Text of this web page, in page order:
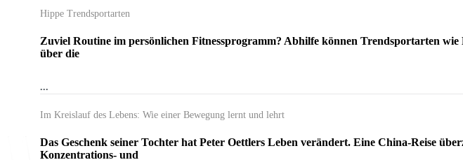
Hippe Trendsportarten
Zuviel Routine im persönlichen Fitnessprogramm? Abhilfe können Trendsportarten
über die
...
Im Kreislauf des Lebens: Wie einer Bewegung lernt und lehrt
Das Geschenk seiner Tochter hat Peter Oettlers Leben verändert. Eine China-Reise
Konzentrations- und